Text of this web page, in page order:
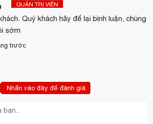
QUẢN TRỊ VIÊN
Quý khách hãy để lại bình luận, chúng
sớm
trước
Nhấn vào đây để đánh giá